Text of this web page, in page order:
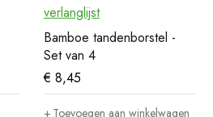
verlanglijst
Bamboe tandenborstel -
Set van 4
€ 8,45
Toevoegen aan winkelwagen